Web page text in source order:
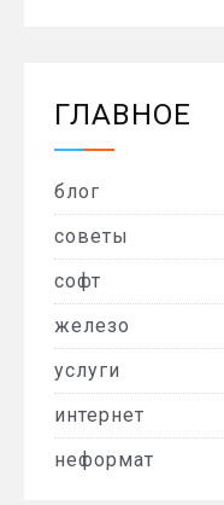
ГЛАВНОЕ
блог
советы
софт
железо
услуги
интернет
неформат